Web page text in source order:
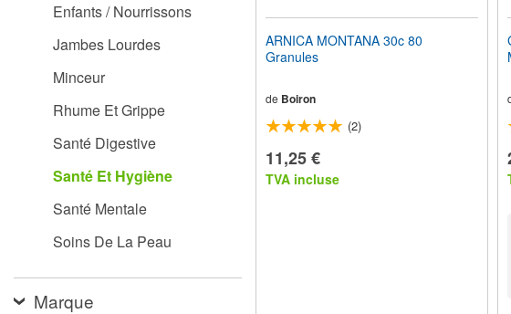
d'écran ;
d'accessibilité.
Enfants / Nourrissons
Jambes Lourdes
Minceur
Rhume Et Grippe
Santé Digestive
Santé Et Hygiène
Santé Mentale
Soins De La Peau
Marque
ARNICA MONTANA 30c 80
Granules
de Boiron
(2)
11,25 €
TVA incluse